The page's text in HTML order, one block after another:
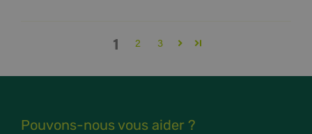
1 2 3
Pouvons-nous vous aider ?